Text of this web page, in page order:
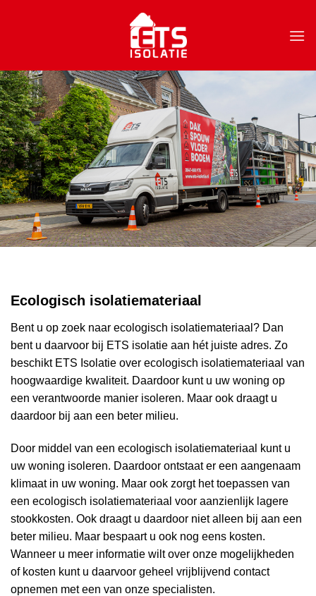
Ecologisch isolatiemateriaal
Bent u op zoek naar ecologisch isolatiemateriaal? Dan
bent u daarvoor bij ETS isolatie aan hét juiste adres. Zo
beschikt ETS Isolatie over ecologisch isolatiemateriaal van
hoogwaardige kwaliteit. Daardoor kunt u uw woning op
een verantwoorde manier isoleren. Maar ook draagt u
daardoor bij aan een beter milieu.
Door middel van een ecologisch isolatiemateriaal kunt u
uw woning isoleren. Daardoor ontstaat er een aangenaam
klimaat in uw woning. Maar ook zorgt het toepassen van
een ecologisch isolatiemateriaal voor aanzienlijk lagere
stookkosten. Ook draagt u daardoor niet alleen bij aan een
beter milieu. Maar bespaart u ook nog eens kosten.
Wanneer u meer informatie wilt over onze mogelijkheden
of kosten kunt u daarvoor geheel vrijblijvend contact
opnemen met een van onze specialisten.